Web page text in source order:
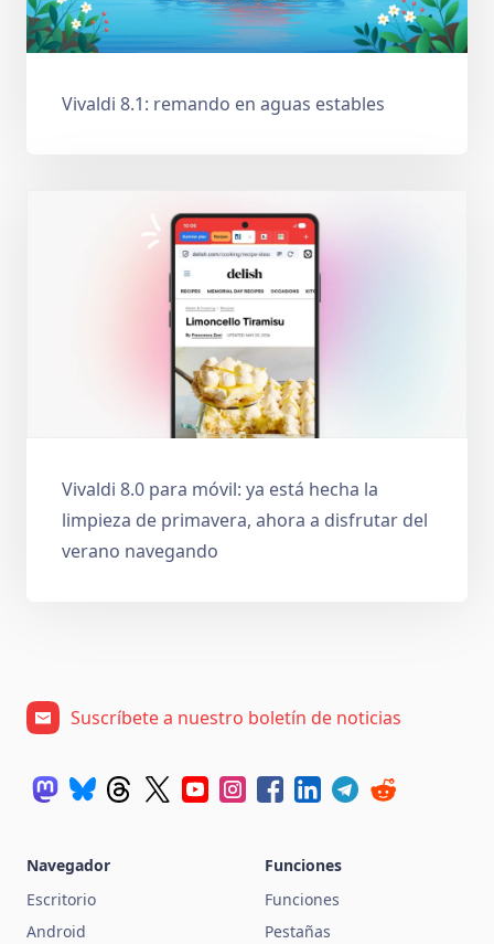
Vivaldi 8.1: remando en aguas estables
Vivaldi 8.0 para móvil: ya está hecha la
limpieza de primavera, ahora a disfrutar del
verano navegando
Suscríbete a nuestro boletín de noticias
Navegador
Escritorio
Android
Funciones
Funciones
Pestañas